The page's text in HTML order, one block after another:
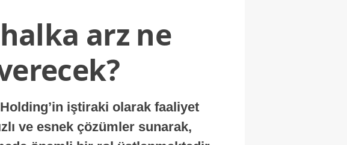
arz ne
iştiraki olarak faaliyet
ve esnek çözümler sunarak,